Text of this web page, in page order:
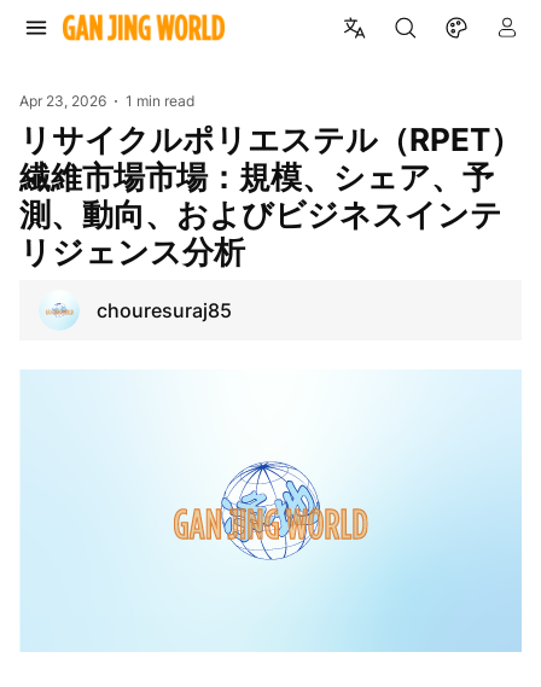
Apr 23, 2026 1 min read
リサイクルポリエステル（RPET）
繊維市場市場：規模、シェア、予
測、動向、およびビジネスインテ
リジェンス分析
chouresuraj85